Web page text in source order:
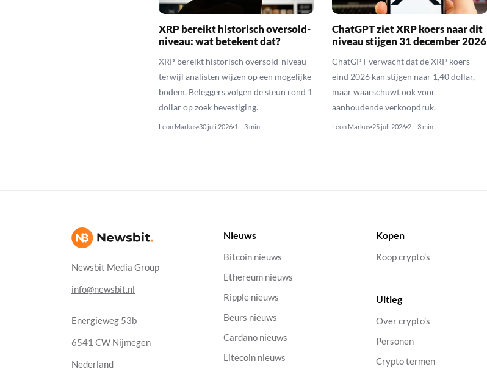
XRP bereikt historisch oversold-
niveau: wat betekent dat?
XRP bereikt historisch oversold-niveau
terwijl analisten wijzen op een mogelijke
bodem. Beleggers volgen de steun rond 1
dollar op zoek bevestiging.
Leon Markus 30 juli 2026 1 – 3 min
ChatGPT ziet XRP koers naar dit
niveau stijgen 31 december 2026
ChatGPT verwacht dat de XRP koers
eind 2026 kan stijgen naar 1,40 dollar,
maar waarschuwt ook voor
aanhoudende verkoopdruk.
Leon Markus 25 juli 2026 2 – 3 min
Newsbit Media Group
info@newsbit.nl
Energieweg 53b
6541 CW Nijmegen
Nederland
Nieuws
Bitcoin nieuws
Ethereum nieuws
Ripple nieuws
Beurs nieuws
Cardano nieuws
Litecoin nieuws
Kopen
Koop crypto’s
Uitleg
Over crypto’s
Personen
Crypto termen